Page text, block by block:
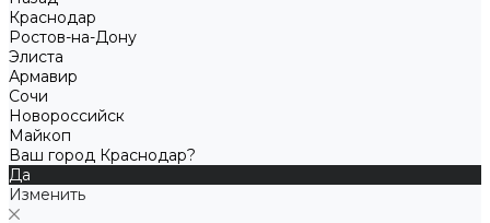
Краснодар
Ростов-на-Дону
Элиста
Армавир
Сочи
Новороссийск
Майкоп
Ваш город Краснодар?
Да
Изменить